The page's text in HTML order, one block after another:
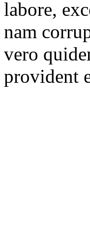
labore,
nam
vero
provident